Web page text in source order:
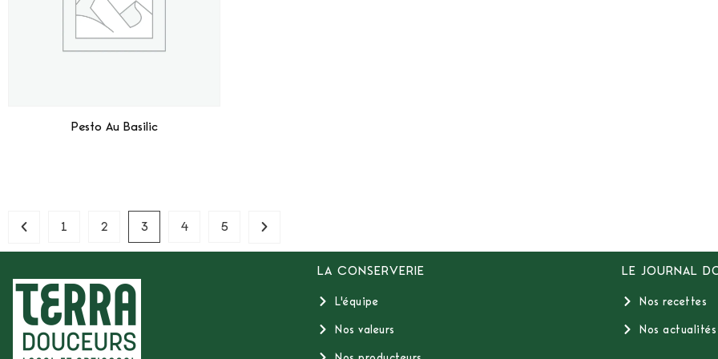
Pesto Au Basilic
1 2 3 4 5
LA CONSERVERIE
L'équipe
Nos valeurs
LE JOURNAL
Nos recettes
Nos actualités